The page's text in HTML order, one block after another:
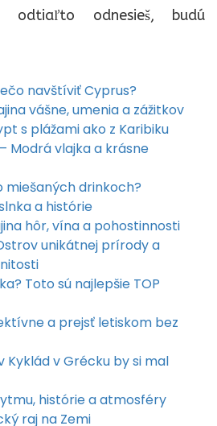
odtiaľto odnesieš, budú
navštíviť Cyprus?
vášne, umenia a zážitkov
s plážami ako z Karibiku
Modrá vlajka a krásne
miešaných drinkoch?
a histórie
hôr, vína a pohostinnosti
unikátnej prírody a
Toto sú najlepšie TOP
a prejsť letiskom bez
Kyklád v Grécku by si mal
histórie a atmosféry
raj na Zemi